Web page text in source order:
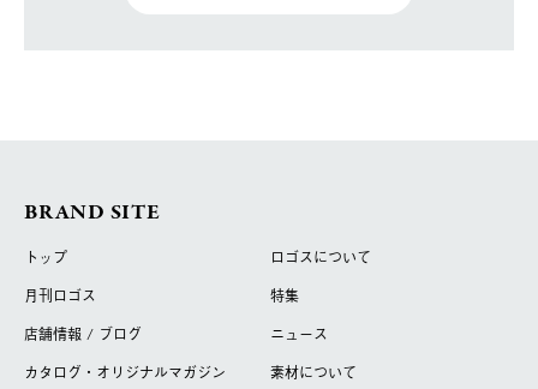
BRAND SITE
トップ
ロゴスについて
月刊ロゴス
特集
店舗情報 / ブログ
ニュース
カタログ・オリジナルマガジン
素材について